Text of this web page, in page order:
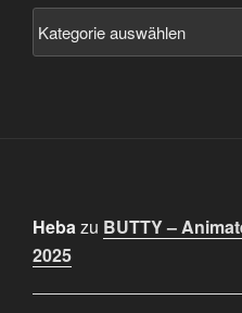
Hebazu BUTTY –
2025